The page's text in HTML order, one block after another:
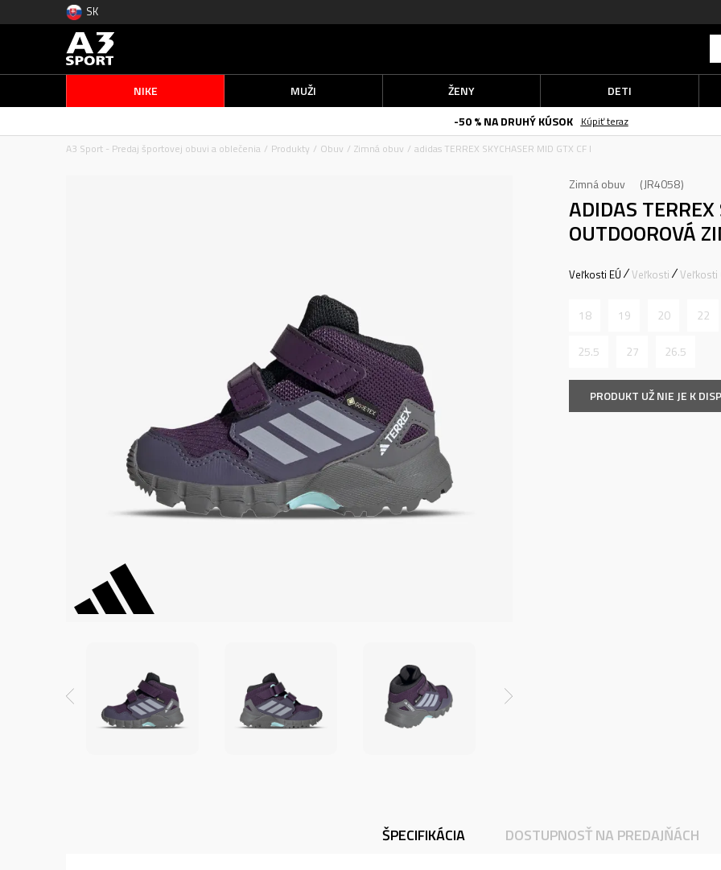
SK
NIKE MUŽI ŽENY DETI
-50 % NA DRUHÝ KÚSOK
Kúpiť teraz
A3 Sport - Predaj športovej obuvi a oblečenia
Produkty Obuv Zimná obuv adidas TERREX SKYCHASER MID GTX CF I
Zimná obuv JR4058
ADIDAS
OUTDOOROVÁ
Veľkosti EÚ Veľkosti Veľkosti
18 19 20 22
25.5 27 26.5
PRODUKT UŽ NIE JE K
ŠPECIFIKÁCIA DOSTUPNOSŤ NA PREDAJŇÁCH